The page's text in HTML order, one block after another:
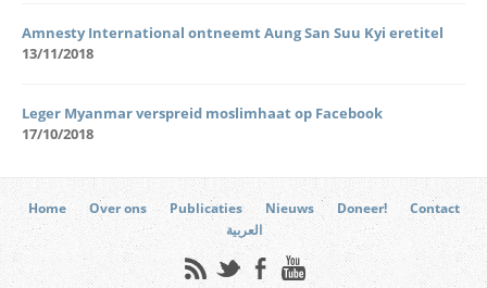
Amnesty International ontneemt Aung San Suu Kyi eretitel
13/11/2018
Leger Myanmar verspreid moslimhaat op Facebook
17/10/2018
Home Over ons Publicaties Nieuws Doneer!
Contact
العربية